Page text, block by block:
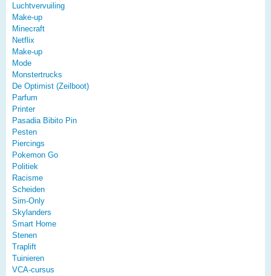
Luchtvervuiling
Make-up
Minecraft
Netflix
Make-up
Mode
Monstertrucks
De Optimist (Zeilboot)
Parfum
Printer
Pasadia Bibito Pin
Pesten
Piercings
Pokemon Go
Politiek
Racisme
Scheiden
Sim-Only
Skylanders
Smart Home
Stenen
Traplift
Tuinieren
VCA-cursus